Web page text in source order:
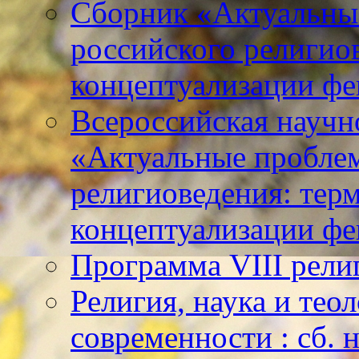
Сборник
российского
концептуализации
Всероссийская
«Актуальные
религиоведения:
концептуализации
Программа VIII
Религия, наука и
современности : сб.